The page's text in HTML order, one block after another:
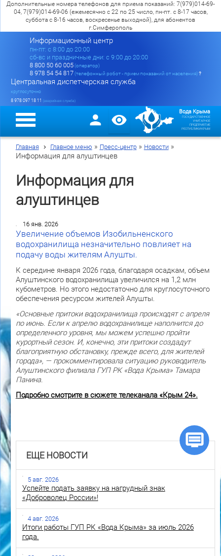
Дополнительные номера телефонов для приема показаний: 7(979)014-69-
04, 7(979)014-69-06 (ежемесячно с 22 по 25 число, пн-пт. с 8-17 часов,
суббота с 8-16 часов, воскресенье выходной), для абонентов
г.Симферополь
Информационный центр
пн-пт: c 8:00 до 20:00
сб-вс и праздничные дни: с 9:00 до 20:00
8 800 50 60 005(оператор)
8 978 54 54 817(телефонный робот - прием показаний от населения)?
Центральная диспетчерская служба
круглосуточно
8 978 097 18 11 (аварийная служба)
Вода Крыма
ГОСУДАРСТВЕННОЕ
УНИТАРНОЕ
ПРЕДПРИЯТИЕ
РЕСПУБЛИКИ КРЫМ
Главная Главное меню » Пресс-центр» Новости»
Информация для алуштинцев
Информация для
алуштинцев
16 янв. 2026
Увеличение объемов Изобильненского
водохранилища незначительно повлияет на
подачу воды жителям Алушты.
К середине января 2026 года, благодаря осадкам, объем
Алуштинского водохранилища увеличился на 1,2 млн
кубометров. Но этого недостаточно для круглосуточного
обеспечения ресурсом жителей Алушты.
«Основные притоки водохранилища происходят с апреля
по июнь. Если к апрелю водохранилище наполнится до
определенного уровня, мы можем успешно пройти
курортный сезон. И, конечно, эти притоки создадут
благоприятную обстановку, прежде всего, для жителей
города», — прокомментировала ситуацию руководитель
Алуштинского филиала ГУП РК «Вода Крыма» Тамара
Панина.
Подробно смотрите в сюжете телеканала «Крым 24».
ЕЩЕ НОВОСТИ
5 авг. 2026
Успейте подать заявку на нагрудный знак
«Доброволец России»!
4 авг. 2026
Итоги работы ГУП РК «Вода Крыма» за июль 2026
года.